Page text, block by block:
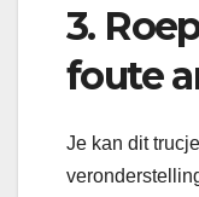
3.
foute
Je kan dit